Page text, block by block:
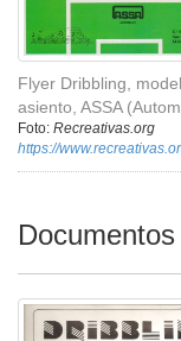
Flyer Dribbling,
asiento, ASSA
Foto: Recreativas.org
https://